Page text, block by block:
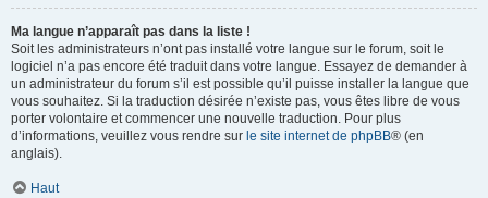
Ma langue n’apparaît pas dans la liste !
Soit les administrateurs n’ont pas installé votre langue sur le forum, soit le
logiciel n’a pas encore été traduit dans votre langue. Essayez de demander à
un administrateur du forum s’il est possible qu’il puisse installer la langue que
vous souhaitez. Si la traduction désirée n’existe pas, vous êtes libre de vous
porter volontaire et commencer une nouvelle traduction. Pour plus
d’informations, veuillez vous rendre sur le site internet de phpBB® (en
anglais).
Haut